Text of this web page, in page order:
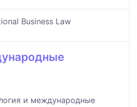
Business Law
и международные